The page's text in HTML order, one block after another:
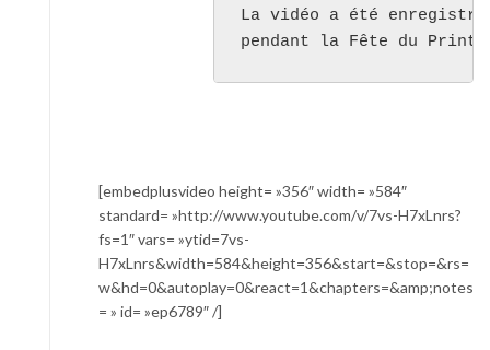
La vidéo a été
pendant la Fête du
[embedplusvideo height= »356″ width= »584″
standard= »http://www.youtube.com/v/7vs-H7xLnrs?
fs=1″ vars= »ytid=7vs-
H7xLnrs&width=584&height=356&start=&stop=&rs=
w&hd=0&autoplay=0&react=1&chapters=&amp;notes
= » id= »ep6789″ /]